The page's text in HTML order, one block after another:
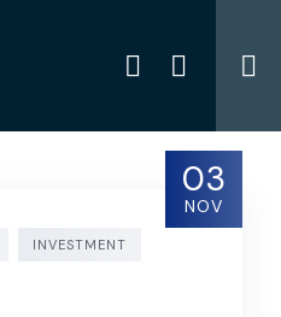
03
NOV
INVESTMENT